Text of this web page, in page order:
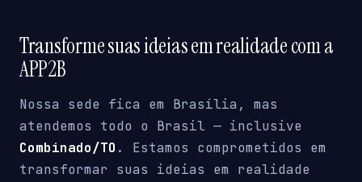
Transforme suas ideias em realidade com a
APP2B
Nossa sede fica em Brasília, mas
atendemos todo o Brasil — inclusive
Combinado/TO . Estamos comprometidos em
transformar suas ideias em realidade